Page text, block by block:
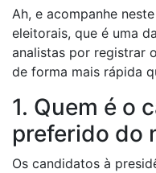
Ah, e acompanhe neste
eleitorais, que é uma
analistas por registrar
de forma mais rápida
1. Quem é o
preferido do
Os candidatos à